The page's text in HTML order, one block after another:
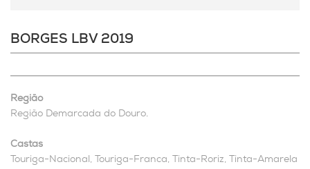
BORGES LBV 2019
Região
Região Demarcada do Douro.
Castas
Touriga-Nacional, Touriga-Franca, Tinta-Roriz, Tinta-Amarela